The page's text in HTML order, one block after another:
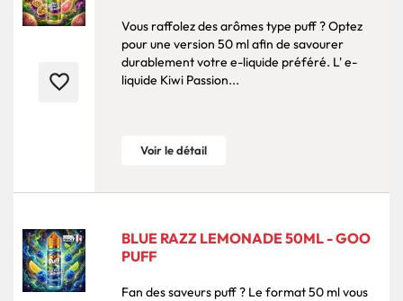
favorite_border
Vous raffolez des arômes type puff ? Optez
pour une version 50 ml afin de savourer
durablement votre e-liquide préféré. L' e-
liquide Kiwi Passion...
Voir le détail
BLUE RAZZ LEMONADE 50ML - GOO
PUFF
Fan des saveurs puff ? Le format 50 ml vous